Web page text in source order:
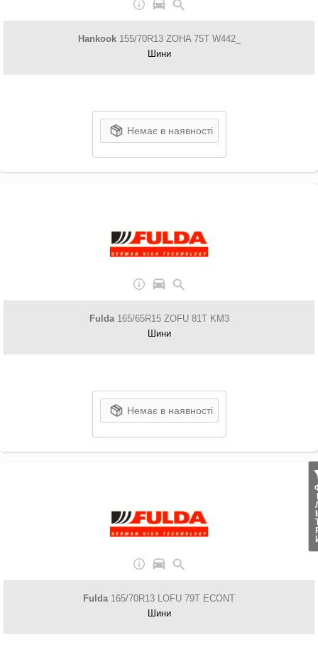
Hankook155/70R13 ZOHA 75T W442_
Шини
Немає в наявності
Fulda165/65R15 ZOFU 81T KM3
Шини
Немає в наявності
Fulda165/70R13 LOFU 79T ECONT
Шини